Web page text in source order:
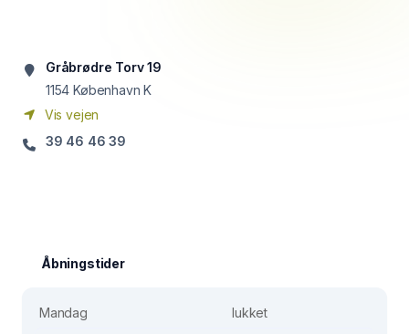
Gråbrødre Torv 19
1154 København K
Vis vejen
39 46 46 39
Åbningstider
Mandag
lukket